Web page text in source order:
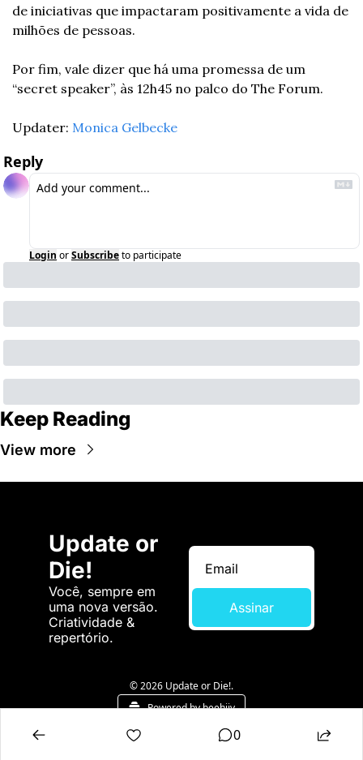
de iniciativas que impactaram positivamente a vida de
milhões de pessoas.
Por fim, vale dizer que há uma promessa de um
“secret speaker”, às 12h45 no palco do The Forum.
Updater: Monica Gelbecke
Reply
Login orSubscribeto participate
Keep Reading
View more
Update or
Die!
Você, sempre em
uma nova versão.
Criatividade &
repertório.
Assinar
© 2026 Update or Die!.
Powered by beehiiv
0